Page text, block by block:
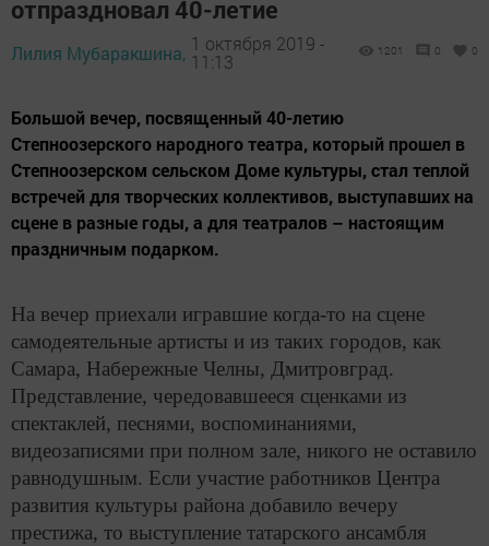
отпраздновал 40-летие
Лилия Мубаракшина, 1 октября 2019 -
11:13
1201 0 0
Большой вечер, посвященный 40-летию
Степноозерского народного театра, который прошел в
Степноозерском сельском Доме культуры, стал теплой
встречей для творческих коллективов, выступавших на
сцене в разные годы, а для театралов – настоящим
праздничным подарком.
На вечер приехали игравшие когда-то на сцене
самодеятельные артисты и из таких городов, как
Самара, Набережные Челны, Дмитровград.
Представление, чередовавшееся сценками из
спектаклей, песнями, воспоминаниями,
видеозаписями при полном зале, никого не оставило
равнодушным. Если участие работников Центра
развития культуры района добавило вечеру
престижа, то выступление татарского ансамбля